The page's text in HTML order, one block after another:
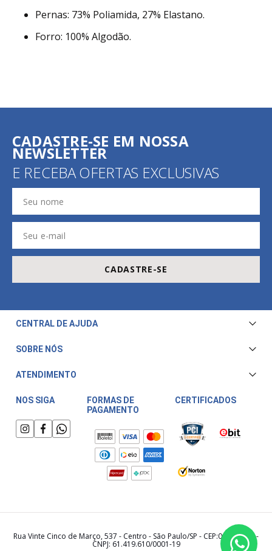
Pernas: 73% Poliamida, 27% Elastano.
Forro: 100% Algodão.
CADASTRE-SE EM NOSSA
NEWSLETTER
E RECEBA OFERTAS EXCLUSIVAS
CADASTRE-SE
CENTRAL DE AJUDA
Central de Atendimento
Trocas e Devoluções
Fale Conosco
Meu Cashback
SOBRE NÓS
ATENDIMENTO
Horário de atendimento:
Segunda a Sexta das 08:00 às 17:30
Sábado das 08:00 às 15:00
NOS SIGA
FORMAS DE
PAGAMENTO
CERTIFICADOS
Rua Vinte Cinco de Março, 537 - Centro - São Paulo/SP - CEP:01021-000 -
CNPJ: 61.419.610/0001-19